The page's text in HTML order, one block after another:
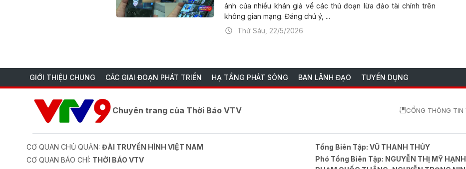
ánh của nhiều khán giả về các thủ đoạn lừa đảo tài chính trên
không gian mạng. Đáng chú ý, ...
Thứ Sáu, 22/5/2026
GIỚI THIỆU CHUNG CÁC GIAI ĐOẠN PHÁT TRIỂN HẠ TẦNG PHÁT SÓNG BAN LÃNH ĐẠO TUYỂN DỤNG
Chuyên trang của Thời Báo VTV CỔNG THÔNG TIN
CƠ QUAN CHỦ QUẢN: ĐÀI TRUYỀN HÌNH VIỆT NAM
CƠ QUAN BÁO CHÍ: THỜI BÁO VTV
Tổng Biên Tập:VŨ THANH THỦY
Phó Tổng Biên Tập: NGUYỄN THỊ MỸ HẠNH,